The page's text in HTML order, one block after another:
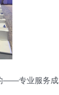
——专业服务成